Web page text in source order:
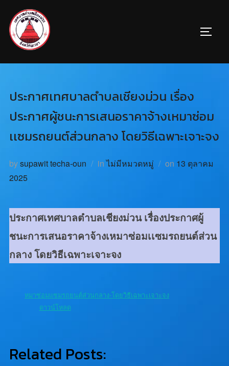
ประกาศเทศบาลตำบลเชียงม่วน เรื่อง
ประกาศผู้ชนะการเสนอราคาจ้างเหมาซ่อม
เเซมรถยนต์ส่วนกลาง โดยวิธีเฉพาะเจาะจง
bysupawit techa-oun inไม่มีหมวดหมู่ on 13 ตุลาคม
2025
ประกาศเทศบาลตำบลเชียงม่วน เรื่องประกาศผู้
ชนะการเสนอราคาจ้างเหมาซ่อมเเซมรถยนต์ส่วน
กลาง โดยวิธีเฉพาะเจาะจง
หมาซ่อมเเซมรถยนต์ส่วนกลาง-โดยวิธีเฉพาะเจาะจง
ดาวน์โหลด
Related Posts: